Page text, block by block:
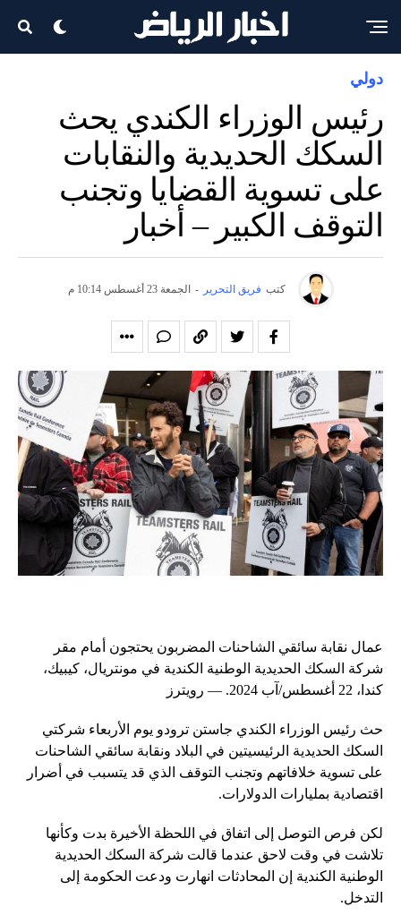
دولي
رئيس الوزراء الكندي يحث
السكك الحديدية والنقابات
على تسوية القضايا وتجنب
التوقف الكبير – أخبار
كتب فريق التحرير - الجمعة 23 أغسطس 10:14 م
عمال نقابة سائقي الشاحنات المضربون يحتجون أمام مقر
شركة السكك الحديدية الوطنية الكندية في مونتريال، كيبيك،
كندا، 22 أغسطس/آب 2024. — رويترز
حث رئيس الوزراء الكندي جاستن ترودو يوم الأربعاء شركتي
السكك الحديدية الرئيسيتين في البلاد ونقابة سائقي الشاحنات
على تسوية خلافاتهم وتجنب التوقف الذي قد يتسبب في أضرار
اقتصادية بمليارات الدولارات.
لكن فرص التوصل إلى اتفاق في اللحظة الأخيرة بدت وكأنها
تلاشت في وقت لاحق عندما قالت شركة السكك الحديدية
الوطنية الكندية إن المحادثات انهارت ودعت الحكومة إلى
التدخل.